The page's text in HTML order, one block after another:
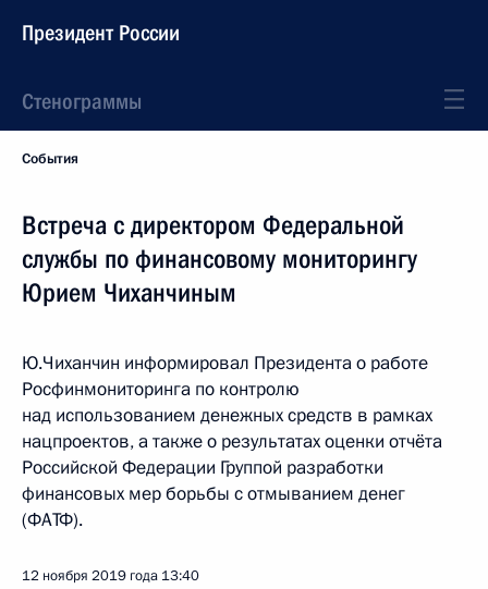
Президент России
Стенограммы
События
Встреча с директором Федеральной
службы по финансовому мониторингу
Юрием Чиханчиным
Ю.Чиханчин информировал Президента о работе
Росфинмониторинга по контролю
над использованием денежных средств в рамках
нацпроектов, а также о результатах оценки отчёта
Российской Федерации Группой разработки
финансовых мер борьбы с отмыванием денег
(ФАТФ).
12 ноября 2019 года 13:40